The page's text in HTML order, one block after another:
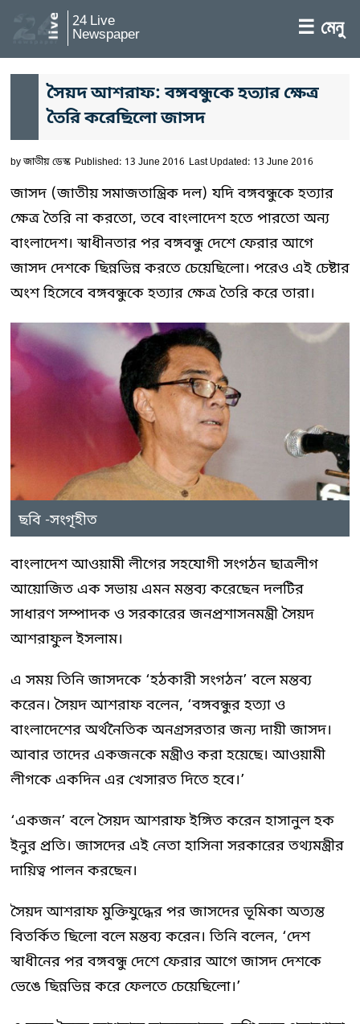
24 Live
Newspaper ☰ মেনু
সৈয়দ আশরাফ: বঙ্গবন্ধুকে হত্যার ক্ষেত্র
তৈরি করেছিলো জাসদ
byজাতীয় ডেস্ক Published: 13 June 2016 Last Updated: 13 June 2016
জাসদ (জাতীয় সমাজতান্ত্রিক দল) যদি বঙ্গবন্ধুকে হত্যার
ক্ষেত্র তৈরি না করতো, তবে বাংলাদেশ হতে পারতো অন্য
বাংলাদেশ। স্বাধীনতার পর বঙ্গবন্ধু দেশে ফেরার আগে
জাসদ দেশকে ছিন্নভিন্ন করতে চেয়েছিলো। পরেও এই চেষ্টার
অংশ হিসেবে বঙ্গবন্ধুকে হত্যার ক্ষেত্র তৈরি করে তারা।
ছবি -সংগৃহীত
বাংলাদেশ আওয়ামী লীগের সহযোগী সংগঠন ছাত্রলীগ
আয়োজিত এক সভায় এমন মন্তব্য করেছেন দলটির
সাধারণ সম্পাদক ও সরকারের জনপ্রশাসনমন্ত্রী সৈয়দ
আশরাফুল ইসলাম।
এ সময় তিনি জাসদকে ‘হঠকারী সংগঠন’ বলে মন্তব্য
করেন। সৈয়দ আশরাফ বলেন, ‘বঙ্গবন্ধুর হত্যা ও
বাংলাদেশের অর্থনৈতিক অনগ্রসরতার জন্য দায়ী জাসদ।
আবার তাদের একজনকে মন্ত্রীও করা হয়েছে। আওয়ামী
লীগকে একদিন এর খেসারত দিতে হবে।’
‘একজন’ বলে সৈয়দ আশরাফ ইঙ্গিত করেন হাসানুল হক
ইনুর প্রতি। জাসদের এই নেতা হাসিনা সরকারের তথ্যমন্ত্রীর
দায়িত্ব পালন করছেন।
সৈয়দ আশরাফ মুক্তিযুদ্ধের পর জাসদের ভূমিকা অত্যন্ত
বিতর্কিত ছিলো বলে মন্তব্য করেন। তিনি বলেন, ‘দেশ
স্বাধীনের পর বঙ্গবন্ধু দেশে ফেরার আগে জাসদ দেশকে
ভেঙে ছিন্নভিন্ন করে ফেলতে চেয়েছিলো।’